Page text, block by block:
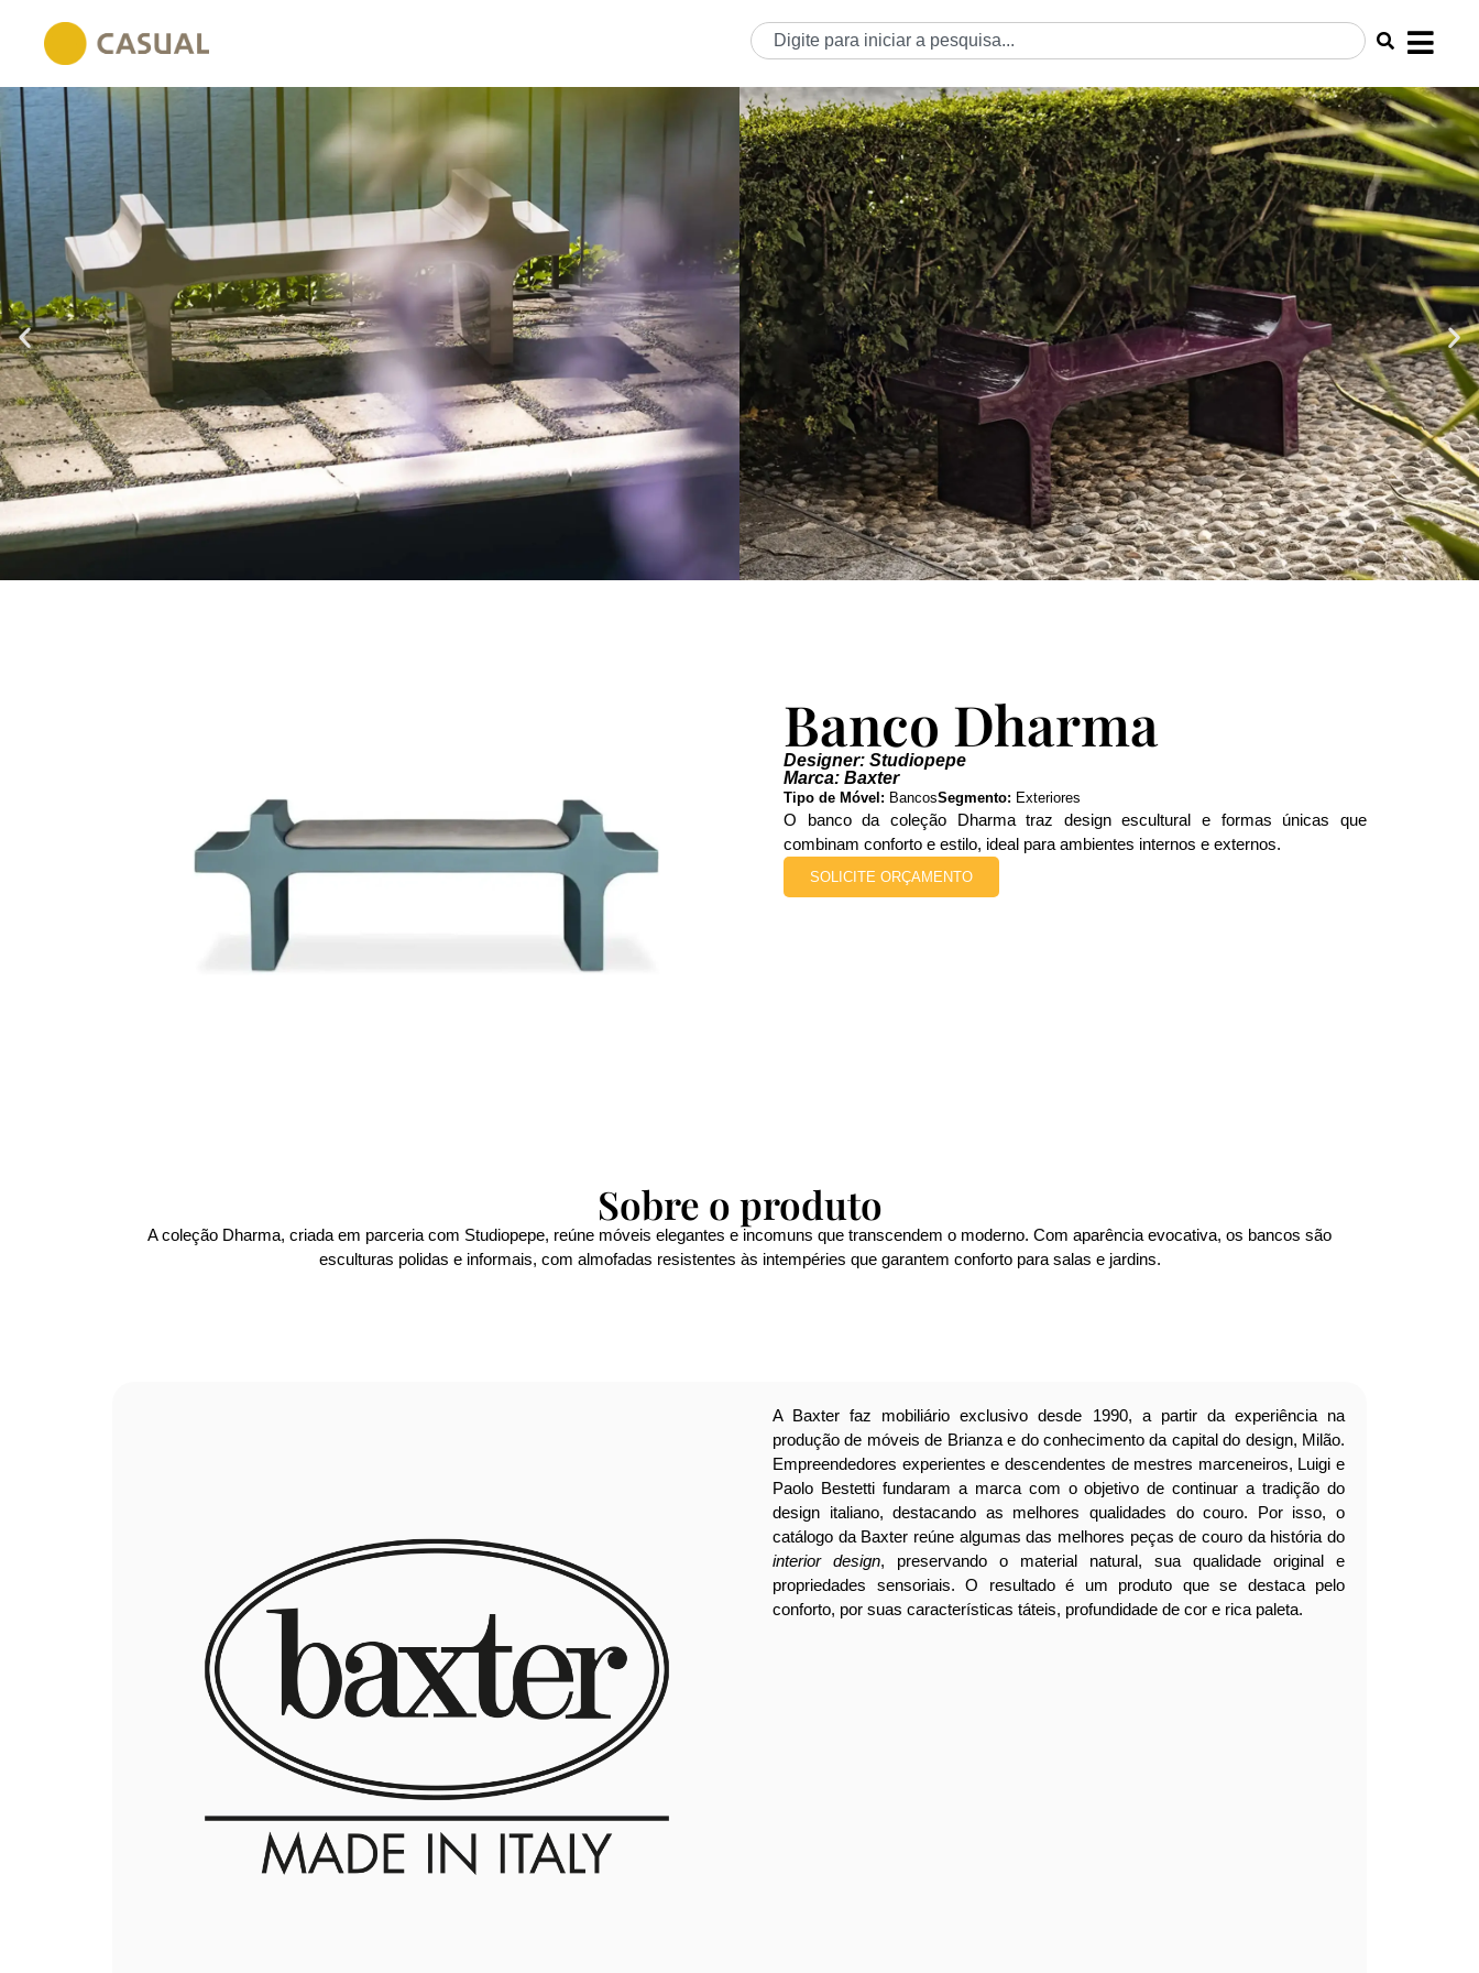
Banco Dharma
Designer: Studiopepe
Marca: Baxter
Tipo de Móvel: BancosSegmento: Exteriores
O banco da coleção Dharma traz design escultural e formas únicas que
combinam conforto e estilo, ideal para ambientes internos e externos.
SOLICITE ORÇAMENTO
Sobre o produto
A coleção Dharma, criada em parceria com Studiopepe, reúne móveis elegantes e incomuns que transcendem o moderno. Com aparência evocativa, os bancos são
esculturas polidas e informais, com almofadas resistentes às intempéries que garantem conforto para salas e jardins.
A Baxter faz mobiliário exclusivo desde 1990, a partir da experiência na
produção de móveis de Brianza e do conhecimento da capital do design, Milão.
Empreendedores experientes e descendentes de mestres marceneiros, Luigi e
Paolo Bestetti fundaram a marca com o objetivo de continuar a tradição do
design italiano, destacando as melhores qualidades do couro.
Por isso, o
catálogo da Baxter reúne algumas das melhores peças de couro da história do
interior design, preservando o material natural, sua qualidade original e
propriedades sensoriais. O resultado é um produto que se destaca pelo
conforto, por suas características táteis, profundidade de cor e rica paleta.